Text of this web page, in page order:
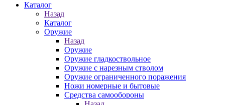
Каталог
Назад
Каталог
Оружие
Назад
Оружие
Оружие гладкоствольное
Оружие с нарезным стволом
Оружие ограниченного поражения
Ножи номерные и бытовые
Средства самообороны